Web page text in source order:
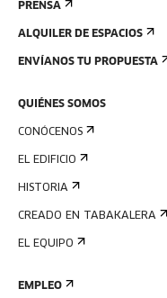
PRENSA
ALQUILER DE ESPACIOS
ENVÍANOS TU PROPUESTA
QUIÉNES SOMOS
CONÓCENOS
EL EDIFICIO
HISTORIA
CREADO EN TABAKALERA
EL EQUIPO
EMPLEO